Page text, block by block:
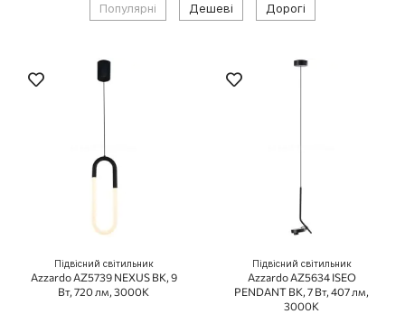
Популярні Дешеві Дорогі
Підвісний світильник
Azzardo AZ5739 NEXUS BK, 9
Вт, 720 лм, 3000К
Підвісний світильник
Azzardo AZ5634 ISEO
PENDANT BK, 7 Вт, 407 лм,
3000К